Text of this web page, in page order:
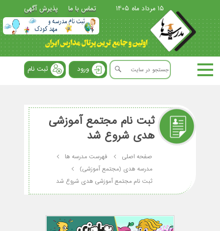
15 مرداد ماه 1405 تماس با ما پذیرش آگهی
ورود ثبت نام
ثبت نام مجتمع آموزشی
هدی شروع شد
صفحه اصلی
فهرست مدرسه ها
مدرسه هدی (مجتمع آموزشی)
ثبت نام مجتمع آموزشی هدی شروع شد